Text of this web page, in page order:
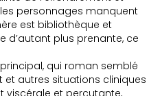
personnages manquent
est bibliothèque et
d’autant plus prenante, ce
qui roman semblé
et autres situations cliniques
viscérale et percutante,